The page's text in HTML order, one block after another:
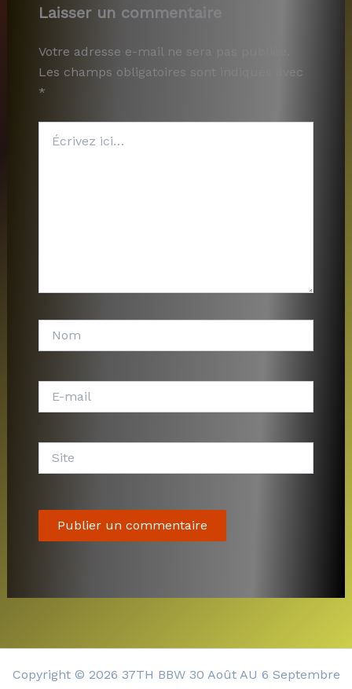
Laisser un commentaire
Votre adresse e-mail ne sera pas publiée.
Les champs obligatoires sont indiqués avec
*
ici…
mail
Copyright © 2026 37TH BBW 30 Août AU 6 Septembre